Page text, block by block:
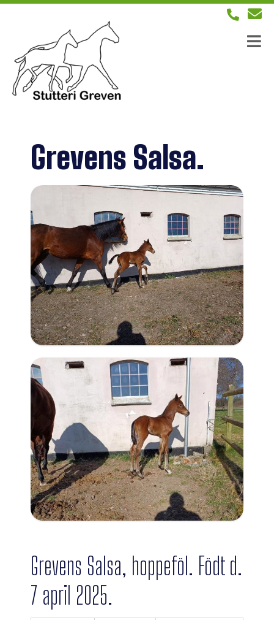
Grevens Salsa.
Grevens Salsa, hoppeföl. Födt d.
7 april 2025.